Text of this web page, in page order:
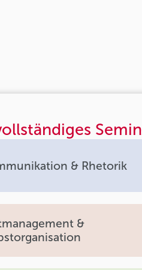
& Rhetorik
&